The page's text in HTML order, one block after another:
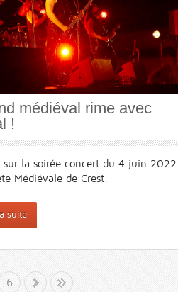
médiéval rime avec
!
sur la soirée concert du 4 juin 2022
Médiévale de Crest.
suite
6
» Fin